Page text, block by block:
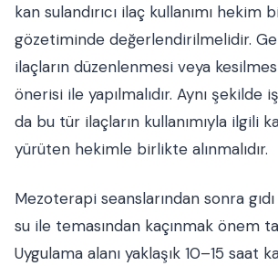
kan sulandırıcı ilaç kullanımı hekim
gözetiminde değerlendirilmelidir.
ilaçların düzenlenmesi veya
önerisi ile yapılmalıdır. Aynı şekilde
da bu tür ilaçların kullanımıyla ilgili
yürüten hekimle birlikte alınmalıdır.
Mezoterapi seanslarından sonra
su ile temasından kaçınmak önem
Uygulama alanı yaklaşık 10–15 saat